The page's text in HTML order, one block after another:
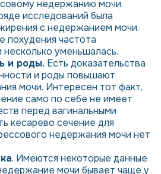
недержанию мочи.
исследований была
с недержанием мочи.
похудения частота
уменьшалась.
и роды. Есть доказательства
и роды повышают
мочи. Интересен тот факт,
само по себе не имеет
перед вагинальными
кесарево сечение для
недержания мочи нет
. Имеются некоторые данные
мочи бывает чаще у